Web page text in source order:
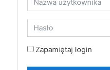
Hasło
Zapamiętaj login